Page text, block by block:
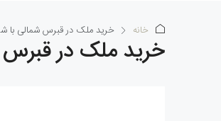
خانه خرید ملک در قبرس‌ شمالی با
خرید ملک در قبرس‌